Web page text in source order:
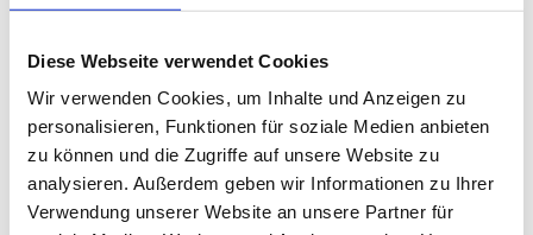
Diese Webseite verwendet Cookies
Wir verwenden Cookies, um Inhalte und Anzeigen zu
personalisieren, Funktionen für soziale Medien anbieten
zu können und die Zugriffe auf unsere Website zu
analysieren. Außerdem geben wir Informationen zu Ihrer
Verwendung unserer Website an unsere Partner für
Radler | 0,5 Liter 5,00 Euro // 1,0 Liter 9,00 Euro
Afri Cola / Afri Cola zuckerfrei | 0,5 Liter 5,00 Euro
// 1,0 Liter 9,00 Euro
Bluna Orange | 0,5 Liter 5,00 Euro // 1,0 Liter 9,00
Euro